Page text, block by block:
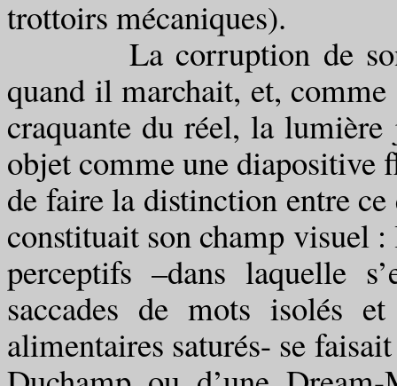
trottoirs mécaniques).
La corruption de son
quand il marchait, et,
craquante du réel, la
objet comme une diapositive
de faire la distinction entre
constituait son champ visuel :
perceptifs –dans laquelle
saccades de mots isolés
alimentaires saturés- se